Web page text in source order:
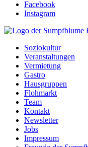
Facebook
Instagram
Soziokultur
Veranstaltungen
Vermietung
Gastro
Hausgruppen
Flohmarkt
Team
Kontakt
Newsletter
Jobs
Impressum